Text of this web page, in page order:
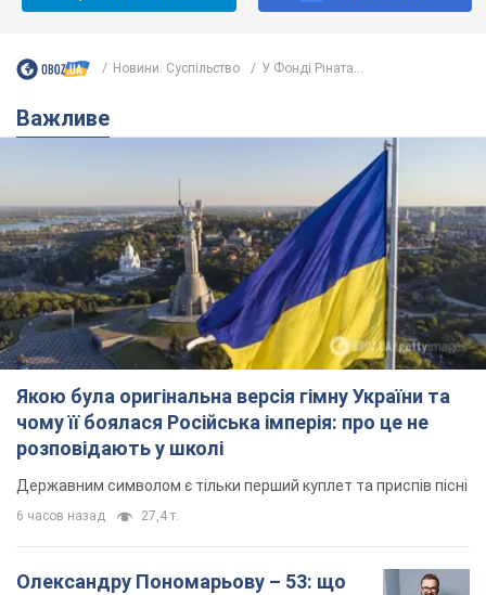
Новини. Суспільство У Фонді Ріната...
Важливе
Якою була оригінальна версія гімну України та
чому її боялася Російська імперія: про це не
розповідають у школі
Державним символом є тільки перший куплет та приспів пісні
6 часов назад 27,4 т.
Олександру Пономарьову – 53: що